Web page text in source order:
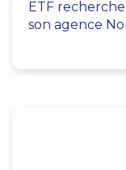
ETF
son agence